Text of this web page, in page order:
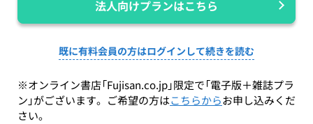
法人向けプランはこちら
既に有料会員の方はログインして続きを読む
※オンライン書店「Fujisan.co.jp」限定で「電子版＋雑誌プラ
ン」がございます。ご希望の方はこちらからお申し込みくだ
さい。